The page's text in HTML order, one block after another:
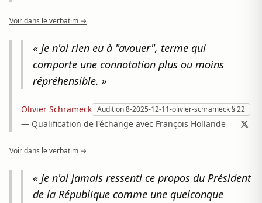
Voir dans le verbatim →
« Je n'ai rien eu à "avouer", terme qui
comporte une connotation plus ou moins
répréhensible. »
Olivier Schrameck Audition 8-2025-12-11-olivier-schrameck § 22
— Qualification de l'échange avec François Hollande
Voir dans le verbatim →
« Je n'ai jamais ressenti ce propos du Président
de la République comme une quelconque